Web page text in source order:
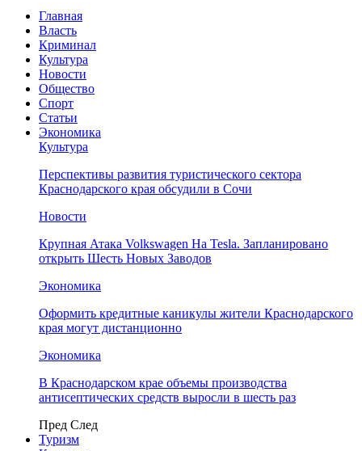
Главная
Власть
Криминал
Культура
Новости
Общество
Спорт
Статьи
Экономика
Культура
Перспективы развития туристического сектора
Краснодарского края обсудили в Сочи
Новости
Крупная Атака Volkswagen На Tesla. Запланировано
открыть Шесть Новых Заводов
Экономика
Оформить кредитные каникулы жители Краснодарского
края могут дистанционно
Экономика
В Краснодарском крае объемы производства
антисептических средств выросли в шесть раз
Пред След
Туризм